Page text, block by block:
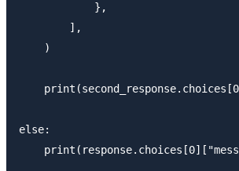
            },
        ],
    )
else: